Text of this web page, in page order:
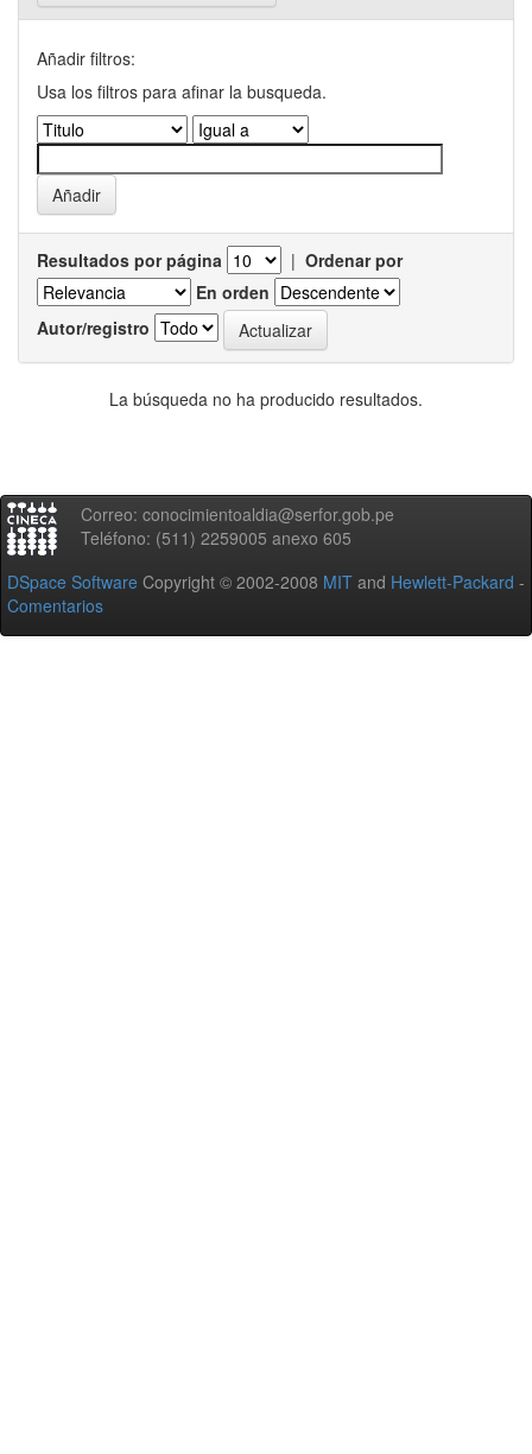
Añadir filtros:
Usa los filtros para afinar la busqueda.
Resultados por página | Ordenar por
En orden
Autor/registro
La búsqueda no ha producido resultados.
Correo: conocimientoaldia@serfor.gob.pe
Teléfono: (511) 2259005 anexo 605
DSpace Software Copyright © 2002-2008 MIT and Hewlett-Packard -
Comentarios